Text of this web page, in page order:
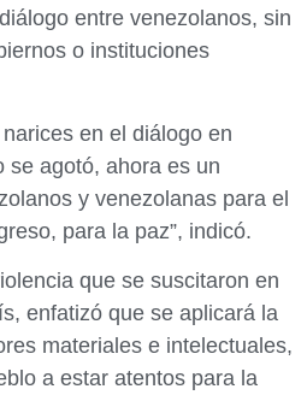
entre venezolanos, sin
o instituciones
en el diálogo en
se agotó, ahora es un
y venezolanas para el
para la paz”, indicó.
que se suscitaron en
enfatizó que se aplicará la
materiales e intelectuales,
a estar atentos para la